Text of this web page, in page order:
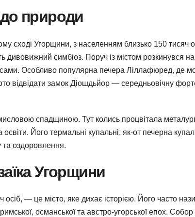
природи
сході Угорщини, з населенням близько 150 тисяч
дивовижний симбіоз. Поруч із містом розкинувся
Особливо популярна печера Ліллафюред, де
відвідати замок Діошдьйор — середньовічну
спадщиною. Тут колись процвітала
Його термальні купальні, як-от печерна
та оздоровлення.
Угорщини
осіб, — це місто, яке дихає історією. Його часто
османської та австро-угорської епох.